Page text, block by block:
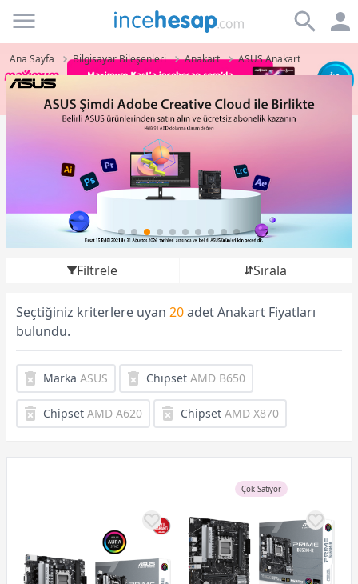
Incehesap
Ana Sayfa Bilgisayar Bileşenleri Anakart ASUS Anakart
Filtrele Sırala
Seçtiğiniz kriterlere uyan 20adet Anakart Fiyatları
bulundu.
Marka ASUS Chipset AMD B650
Chipset AMD A620 Chipset AMD X870
Çok Satıyor